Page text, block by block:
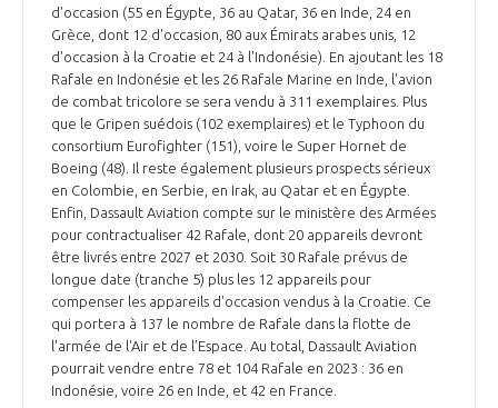
d'occasion (55 en Égypte, 36 au Qatar, 36 en Inde, 24 en
Grèce, dont 12 d'occasion, 80 aux Émirats arabes unis, 12
d'occasion à la Croatie et 24 à l'Indonésie). En ajoutant les 18
Rafale en Indonésie et les 26 Rafale Marine en Inde, l'avion
de combat tricolore se sera vendu à 311 exemplaires. Plus
que le Gripen suédois (102 exemplaires) et le Typhoon du
consortium Eurofighter (151), voire le Super Hornet de
Boeing (48). Il reste également plusieurs prospects sérieux
en Colombie, en Serbie, en Irak, au Qatar et en Égypte.
Enfin, Dassault Aviation compte sur le ministère des Armées
pour contractualiser 42 Rafale, dont 20 appareils devront
être livrés entre 2027 et 2030. Soit 30 Rafale prévus de
longue date (tranche 5) plus les 12 appareils pour
compenser les appareils d'occasion vendus à la Croatie. Ce
qui portera à 137 le nombre de Rafale dans la flotte de
l'armée de l'Air et de l’Espace. Au total, Dassault Aviation
pourrait vendre entre 78 et 104 Rafale en 2023 : 36 en
Indonésie, voire 26 en Inde, et 42 en France.